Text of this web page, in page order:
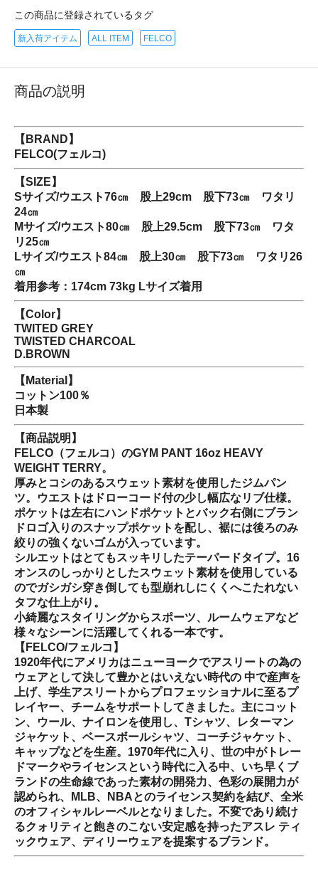
この商品に登録されているタグ
新入荷アイテム ALL ITEM FELCO
商品の説明
【BRAND】
FELCO(フェルコ)
【SIZE】
Sサイズ/ウエスト76㎝ 股上29cm 股下73㎝ ワタリ
24㎝
Mサイズ/ウエスト80㎝ 股上29.5cm 股下73㎝ ワタ
リ25㎝
Lサイズ/ウエスト84㎝ 股上30㎝ 股下73㎝ ワタリ26
㎝
着用参考：174cm 73kg Lサイズ着用
【Color】
TWITED GREY
TWISTED CHARCOAL
D.BROWN
【Material】
コットン100％
日本製
【商品説明】
FELCO（フェルコ）のGYM PANT 16oz HEAVY
WEIGHT TERRY。
厚みとコシのあるスウェット素材を使用したジムパン
ツ。ウエストはドローコード付の少し幅広なリブ仕様。
ポケットは左右にハンドポケットとバック右側にブラン
ドロゴ入りのスナップポケットを配し、裾には後ろのみ
絞りの強くないゴムが入っています。
シルエットはとてもスッキリしたテーパードタイプ。16
オンスのしっかりとしたスウェット素材を使用している
のでガシガシ穿き倒しても型崩れしにくくへこたれない
タフな仕上がり。
小綺麗なスタイリングからスポーツ、ルームウェアなど
様々なシーンに活躍してくれる一本です。
【FELCO/フェルコ】
1920年代にアメリカはニューヨークでアスリートの為の
ウェアとして決して豊かとはいえない時代の 中で産声を
上げ、学生アスリートからプロフェッショナルに至るプ
レイヤー、チームをサポートしてきました。主にコット
ン、ウール、ナイロンを使用し、Tシャツ、レターマン
ジャケット、ベースボールシャツ、コーチジャケット、
キャップなどを生産。1970年代に入り、世の中がトレー
ドマークやライセンスという時代に入る中、いち早くブ
ランドの生命線であった素材の開発力、色彩の展開力が
認められ、MLB、NBAとのライセンス契約を結び、全米
のオフィシャルレーベルとなりました。不変であり続け
るクォリティと飽きのこない安定感を持ったアスレ ティ
ックウェア、ディリーウェアを提案するブランド。